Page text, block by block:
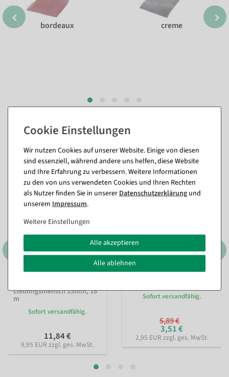
bordeaux creme
Passende Artikel zu diesem Produkt
(8)
Lieblingsmensch 15mm, 18
m
Sofort versandfähig.
11,84 €
9,95 EUR zzgl. ges. MwSt.
Sofort versandfähig.
5,89 €
3,51 €
2,95 EUR zzgl. ges. MwSt.
Wir nutzen Cookies auf unserer Website. Einige von diesen
sind essenziell, während andere uns helfen, diese Website
und Ihre Erfahrung zu verbessern. Weitere Informationen
zu den von uns verwendeten Cookies und Ihren Rechten
als Nutzer finden Sie in unsererDaten­schutz­erklärung und
unserem Impressum.
Weitere Einstellungen
Alle akzeptieren
Alle ablehnen